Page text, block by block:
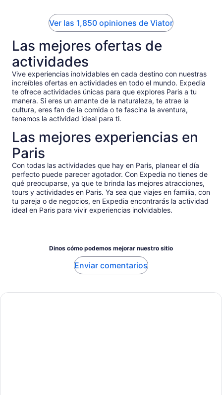
Ver las 1,850 opiniones de Viator
Las mejores ofertas de
actividades
Vive experiencias inolvidables en cada destino con nuestras
increíbles ofertas en actividades en todo el mundo. Expedia
te ofrece actividades únicas para que explores Paris a tu
manera. Si eres un amante de la naturaleza, te atrae la
cultura, eres fan de la comida o te fascina la aventura,
tenemos la actividad ideal para ti.
Las mejores experiencias en
Paris
Con todas las actividades que hay en Paris, planear el día
perfecto puede parecer agotador. Con Expedia no tienes de
qué preocuparse, ya que te brinda las mejores atracciones,
tours y actividades en Paris. Ya sea que viajes en familia, con
tu pareja o de negocios, en Expedia encontrarás la actividad
ideal en Paris para vivir experiencias inolvidables.
Dinos cómo podemos mejorar nuestro sitio
Enviar comentarios